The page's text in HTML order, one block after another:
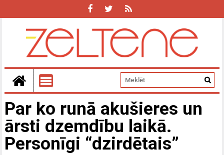
Par ko runā akušieres un
ārsti dzemdību laikā.
Personīgi “dzirdētais”